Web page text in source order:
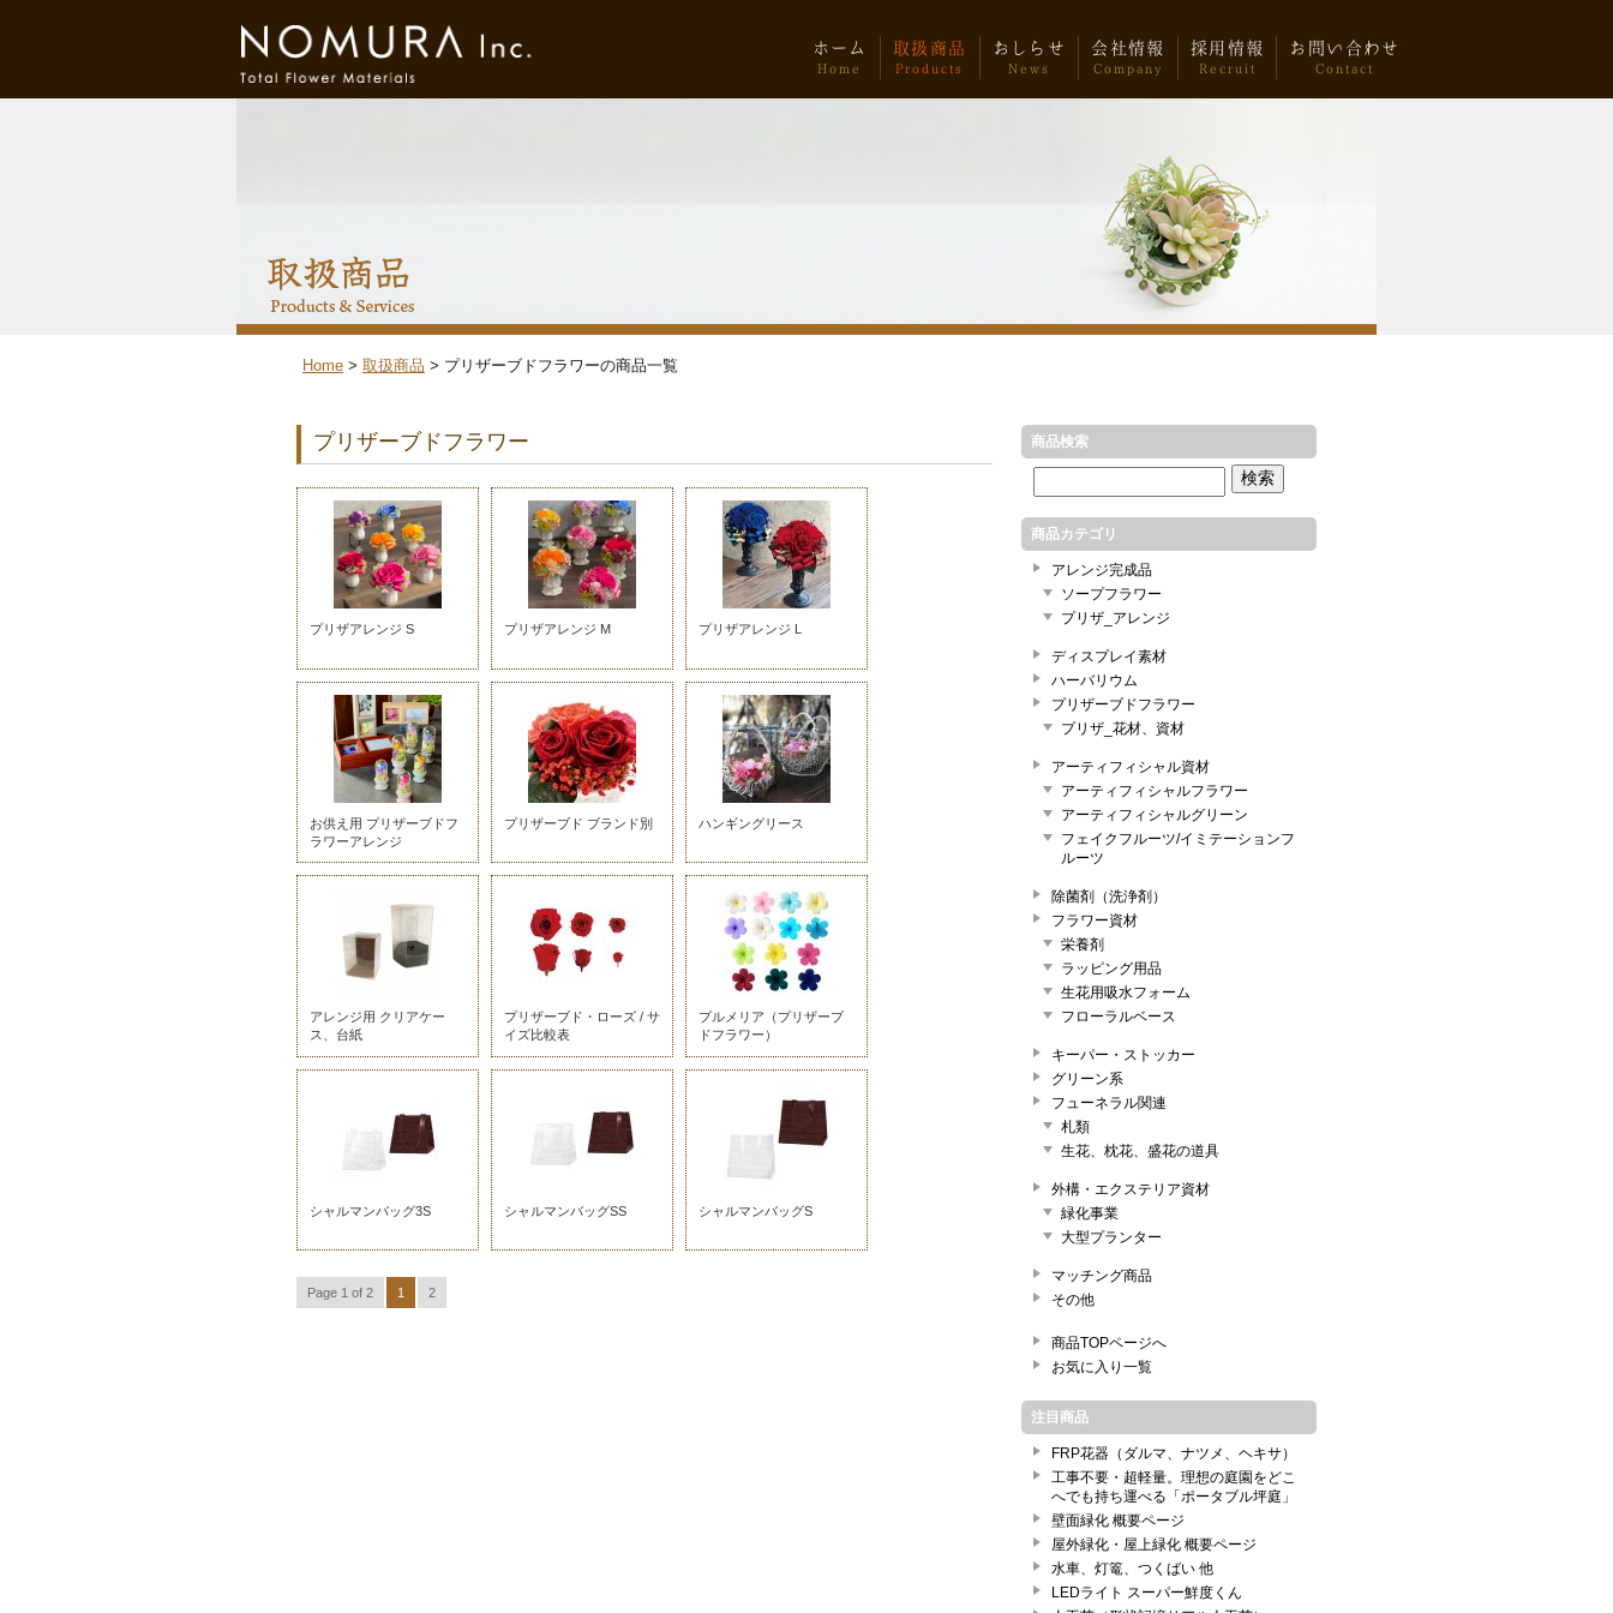
ホーム
Home
取扱商品
Products
おしらせ
News
会社情報
Company
採用情報
Recruit
お問い合わせ
Contact
Home 取扱商品 プリザーブドフラワーの商品一覧
プリザーブドフラワー
プリザアレンジ S プリザアレンジ M プリザアレンジ L
お供え用 プリザーブドフ
ラワーアレンジ
プリザーブド ブランド別 ハンギングリース
アレンジ用 クリアケー
ス、台紙
プリザーブド・ローズ / サ
イズ比較表
プルメリア（プリザーブ
ドフラワー）
シャルマンバッグ3S シャルマンバッグSS シャルマンバッグS
Page 1 of 2 1 2
商品検索
商品カテゴリ
アレンジ完成品
ソープフラワー
プリザ_アレンジ
ディスプレイ素材
ハーバリウム
プリザーブドフラワー
プリザ_花材、資材
アーティフィシャル資材
アーティフィシャルフラワー
アーティフィシャルグリーン
フェイクフルーツ/イミテーションフ
ルーツ
除菌剤（洗浄剤）
フラワー資材
栄養剤
ラッピング用品
生花用吸水フォーム
フローラルベース
キーパー・ストッカー
グリーン系
フューネラル関連
札類
生花、枕花、盛花の道具
外構・エクステリア資材
緑化事業
大型プランター
マッチング商品
その他
商品TOPページへ
お気に入り一覧
注目商品
FRP花器（ダルマ、ナツメ、ヘキサ）
工事不要・超軽量。理想の庭園をどこ
へでも持ち運べる「ポータブル坪庭」
壁面緑化 概要ページ
屋外緑化・屋上緑化 概要ページ
水車、灯篭、つくばい 他
LEDライト スーパー鮮度くん